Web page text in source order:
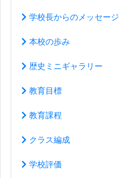
学校長からのメッセージ
本校の歩み
歴史ミニギャラリー
教育目標
教育課程
クラス編成
学校評価